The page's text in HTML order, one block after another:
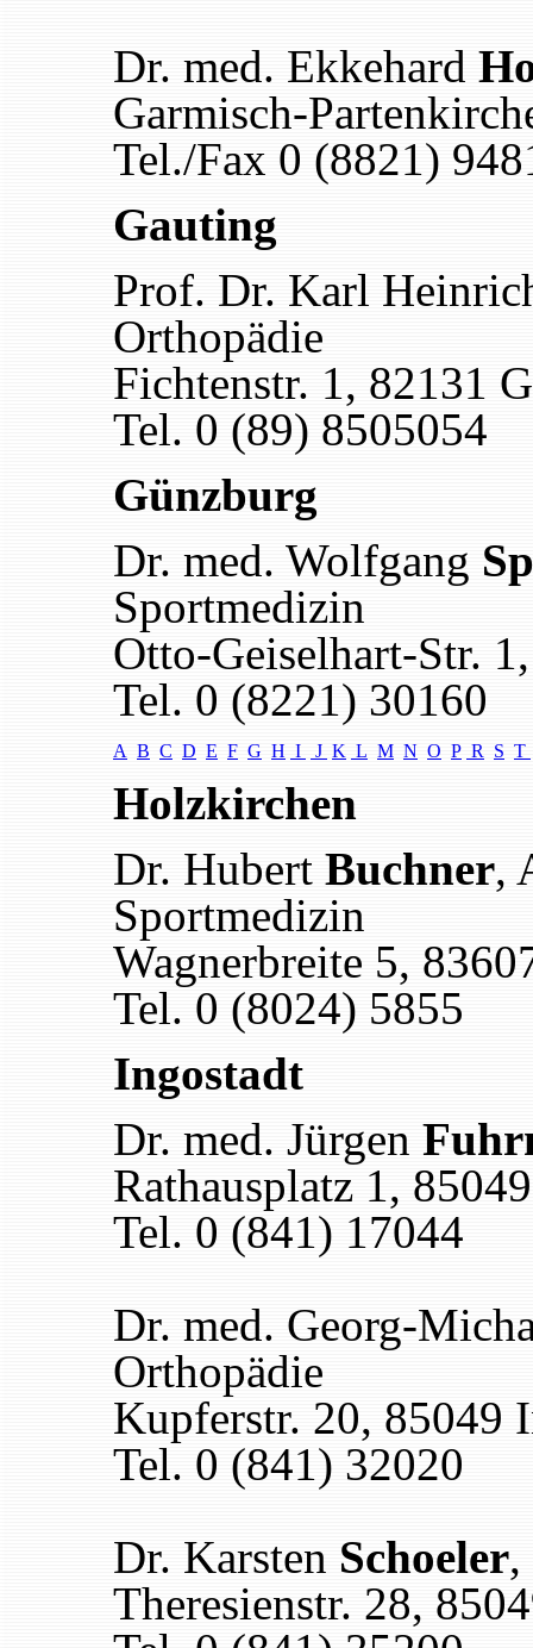
Dr. med. Ekkehard
Garmisch-
Tel./Fax 0 (8821)
Gauting
Prof. Dr. Karl
Orthopädie
Fichtenstr. 1, 82131
Tel. 0 (89) 8505054
Günzburg
Dr. med. Wolfgang
Sportmedizin
Otto-Geiselhart-Str.
Tel. 0 (8221) 30160
A B C D E F G H I J K L M N O P R S T
Holzkirchen
Dr. Hubert Buchner,
Sportmedizin
Wagnerbreite 5,
Tel. 0 (8024) 5855
Ingostadt
Dr. med. Jürgen
Rathausplatz 1,
Tel. 0 (841) 17044
Dr. med. Georg-
Orthopädie
Kupferstr. 20, 85049
Tel. 0 (841) 32020
Dr. Karsten Schoeler,
Theresienstr. 28,